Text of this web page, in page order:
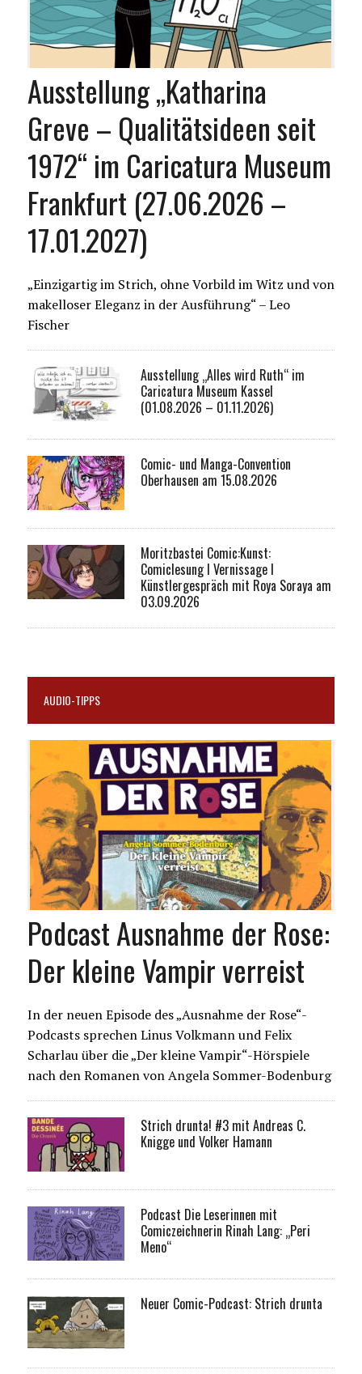
Ausstellung „Katharina
Greve – Qualitätsideen seit
1972“ im Caricatura Museum
Frankfurt (27.06.2026 –
17.01.2027)
„Einzigartig im Strich, ohne Vorbild im Witz und von
makelloser Eleganz in der Ausführung“ – Leo
Fischer
Ausstellung „Alles wird Ruth“ im
Caricatura Museum Kassel
(01.08.2026 – 01.11.2026)
Comic- und Manga-Convention
Oberhausen am 15.08.2026
Moritzbastei Comic:Kunst:
Comiclesung I Vernissage I
Künstlergespräch mit Roya Soraya am
03.09.2026
AUDIO-TIPPS
Podcast Ausnahme der Rose:
Der kleine Vampir verreist
In der neuen Episode des „Ausnahme der Rose“-
Podcasts sprechen Linus Volkmann und Felix
Scharlau über die „Der kleine Vampir“-Hörspiele
nach den Romanen von Angela Sommer-Bodenburg
Strich drunta! #3 mit Andreas C.
Knigge und Volker Hamann
Podcast Die Leserinnen mit
Comiczeichnerin Rinah Lang: „Peri
Meno“
Neuer Comic-Podcast: Strich drunta